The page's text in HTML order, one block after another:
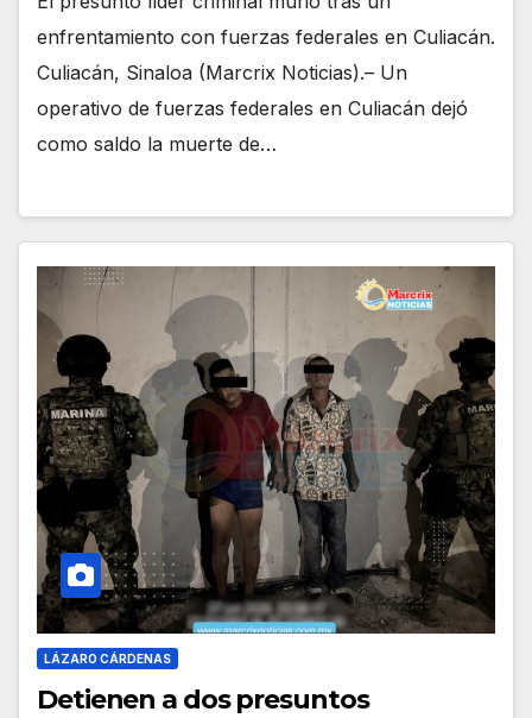
enfrentamiento con fuerzas federales en Culiacán.
Culiacán, Sinaloa (Marcrix Noticias).– Un
operativo de fuerzas federales en Culiacán dejó
como saldo la muerte de…
LÁZARO CÁRDENAS
Detienen a dos presuntos